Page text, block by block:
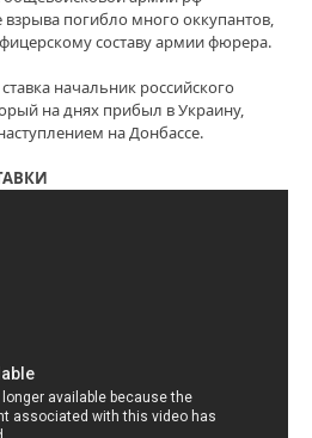
взрыва погибло много оккупантов,
составу армии фюрера.
начальник российского
на днях прибыл в Украину,
на Донбассе.